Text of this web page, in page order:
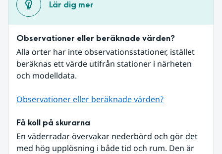
Lär dig mer
Observationer eller beräknade värden?
Alla orter har inte observationsstationer, istället
beräknas ett värde utifrån stationer i närheten
och modelldata.
Observationer eller beräknade värden?
Få koll på skurarna
En väderradar övervakar nederbörd och gör det
med hög upplösning i både tid och rum. Den är